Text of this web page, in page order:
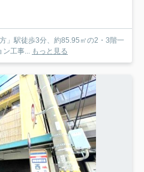
」駅徒歩3分、約85.95㎡の2・3階一
工事...
もっと見る